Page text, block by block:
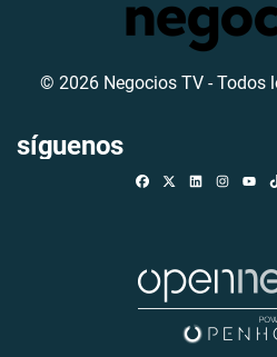
© 2026 Negocios TV - Todos
síguenos
FacebookLinkedin